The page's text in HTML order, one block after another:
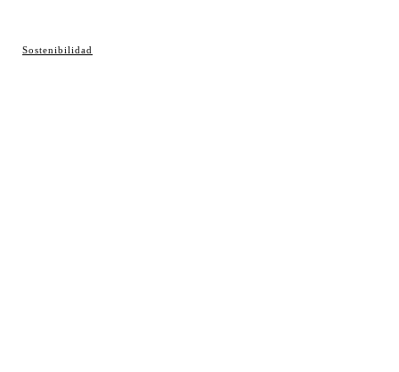
Sostenibilidad